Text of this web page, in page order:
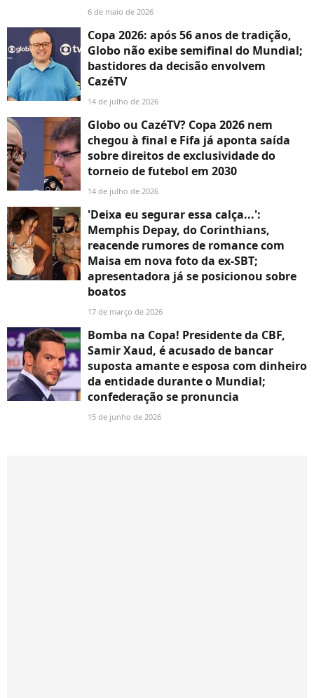
6 de maio de 2026
Copa 2026: após 56 anos de tradição,
Globo não exibe semifinal do Mundial;
bastidores da decisão envolvem
CazéTV
14 de julho de 2026
Globo ou CazéTV? Copa 2026 nem
chegou à final e Fifa já aponta saída
sobre direitos de exclusividade do
torneio de futebol em 2030
14 de julho de 2026
'Deixa eu segurar essa calça...':
Memphis Depay, do Corinthians,
reacende rumores de romance com
Maisa em nova foto da ex-SBT;
apresentadora já se posicionou sobre
boatos
17 de março de 2026
Bomba na Copa! Presidente da CBF,
Samir Xaud, é acusado de bancar
suposta amante e esposa com dinheiro
da entidade durante o Mundial;
confederação se pronuncia
15 de junho de 2026